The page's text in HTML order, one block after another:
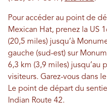
Pour accéder au point de
Mexican Hat, prenez la US
(20,5 miles) jusqu’à
gauche (sud-est) sur
6,3 km (3,9 miles) jusqu’au
visiteurs. Garez-vous dans
Le point de départ du
Indian Route 42.